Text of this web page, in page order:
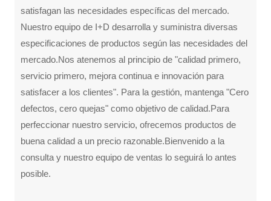
satisfagan las necesidades específicas del mercado.
Nuestro equipo de I+D desarrolla y suministra diversas
especificaciones de productos según las necesidades del
mercado.Nos atenemos al principio de "calidad primero,
servicio primero, mejora continua e innovación para
satisfacer a los clientes". Para la gestión, mantenga "Cero
defectos, cero quejas" como objetivo de calidad.Para
perfeccionar nuestro servicio, ofrecemos productos de
buena calidad a un precio razonable.Bienvenido a la
consulta y nuestro equipo de ventas lo seguirá lo antes
posible.